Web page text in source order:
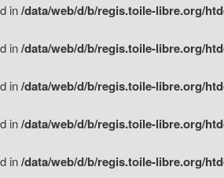
in/data/web/d/b/regis.toile-libre.org/
in/data/web/d/b/regis.toile-libre.org/
in/data/web/d/b/regis.toile-libre.org/
in/data/web/d/b/regis.toile-libre.org/
in/data/web/d/b/regis.toile-libre.org/